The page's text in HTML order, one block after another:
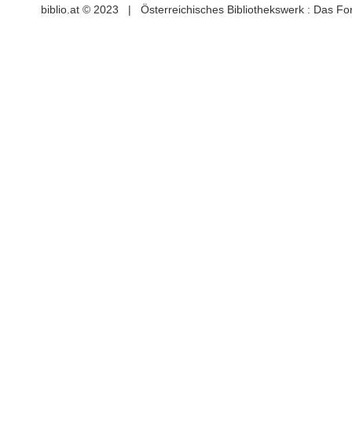
biblio.at © 2023 | Österreichisches Bibliothekswerk : Das